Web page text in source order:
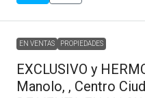
EN VENTAS PROPIEDADES
EXCLUSIVO y
Manolo, , Centro